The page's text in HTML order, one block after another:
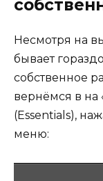
Несмотря на
бывает
собственное
вернёмся в на
(Essentials),
меню: